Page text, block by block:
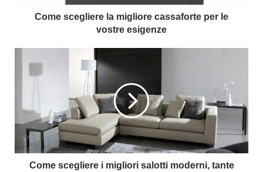
Come scegliere la migliore cassaforte per le
vostre esigenze
Come scegliere i migliori salotti moderni, tante